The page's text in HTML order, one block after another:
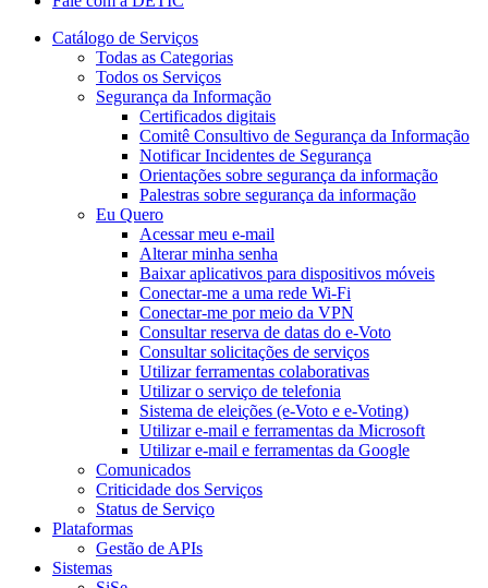
Catálogo de Serviços
Todas as Categorias
Todos os Serviços
Segurança da Informação
Certificados digitais
Comitê Consultivo de Segurança da Informação
Notificar Incidentes de Segurança
Orientações sobre segurança da informação
Palestras sobre segurança da informação
Eu Quero
Acessar meu e-mail
Alterar minha senha
Baixar aplicativos para dispositivos móveis
Conectar-me a uma rede Wi-Fi
Conectar-me por meio da VPN
Consultar reserva de datas do e-Voto
Consultar solicitações de serviços
Utilizar ferramentas colaborativas
Utilizar o serviço de telefonia
Sistema de eleições (e-Voto e e-Voting)
Utilizar e-mail e ferramentas da Microsoft
Utilizar e-mail e ferramentas da Google
Comunicados
Criticidade dos Serviços
Status de Serviço
Plataformas
Gestão de APIs
Sistemas